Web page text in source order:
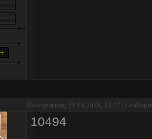
Понедельник, 24.04.2023, 13:27 |
10494